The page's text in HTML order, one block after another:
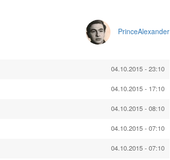
PrinceAlexander
04.10.2015 - 23:10
04.10.2015 - 17:10
04.10.2015 - 08:10
04.10.2015 - 07:10
04.10.2015 - 07:10